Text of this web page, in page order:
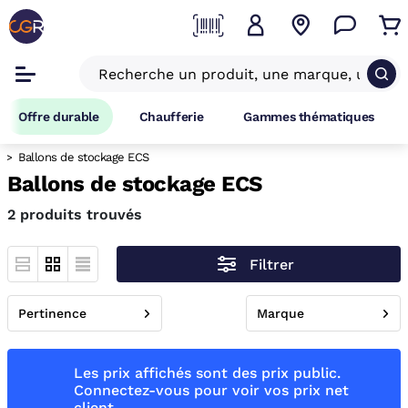
Offre durable Chaufferie Gammes thématiques
Ballons de stockage ECS
Ballons de stockage ECS
2 produits trouvés
Filtrer
Pertinence Marque
Les prix affichés sont des prix public.
Connectez-vous pour voir vos prix net